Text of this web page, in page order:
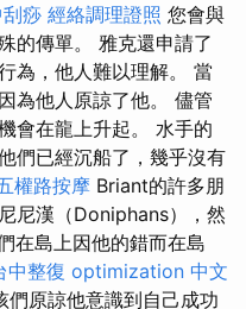
痧 經絡調理證照 您會與
的傳單。 雅克還申請了
為，他人難以理解。 當
為他人原諒了他。 儘管
會在龍上升起。 水手的
們已經沉船了，幾乎沒有
權路按摩 Briant的許多朋
尼漢（Doniphans），然
在島上因他的錯而在島
中整復 optimization 中文
們原諒他意識到自己成功